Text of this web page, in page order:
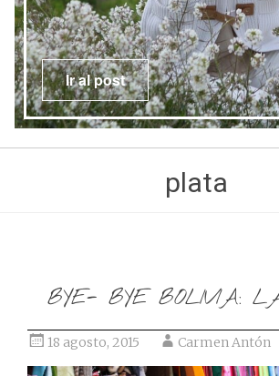
Ir al post
plata
BYE- BYE BOLIVIA:
18 agosto, 2015 Carmen Antón